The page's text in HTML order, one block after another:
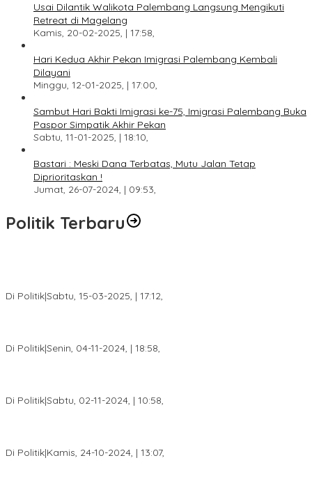
Usai Dilantik Walikota Palembang Langsung Mengikuti
Retreat di Magelang
Kamis, 20-02-2025, | 17:58,
Hari Kedua Akhir Pekan Imigrasi Palembang Kembali
Dilayani
Minggu, 12-01-2025, | 17:00,
Sambut Hari Bakti Imigrasi ke-75, Imigrasi Palembang Buka
Paspor Simpatik Akhir Pekan
Sabtu, 11-01-2025, | 18:10,
Bastari : Meski Dana Terbatas, Mutu Jalan Tetap
Diprioritaskan !
Jumat, 26-07-2024, | 09:53,
Politik Terbaru
Di Politik|Sabtu, 15-03-2025, | 17:12,
Di Politik|Senin, 04-11-2024, | 18:58,
Di Politik|Sabtu, 02-11-2024, | 10:58,
Di Politik|Kamis, 24-10-2024, | 13:07,